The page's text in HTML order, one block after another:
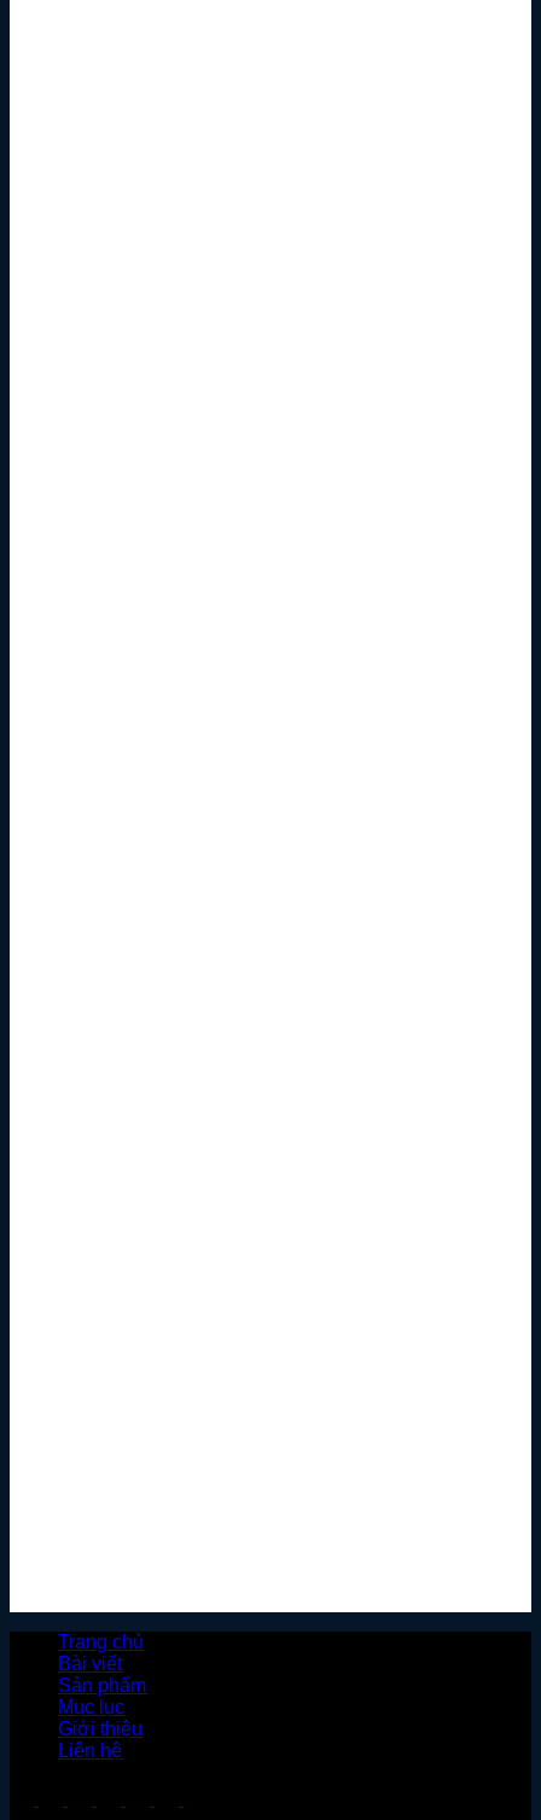
Trang chủ
Bài viết
Sản phẩm
Mục lục
Giới thiệu
Liên hệ